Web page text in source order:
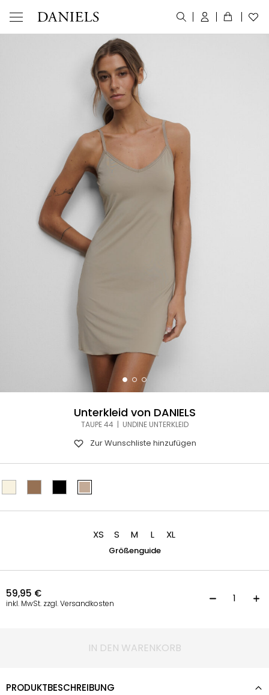
Unterkleid von DANIELS
TAUPE 44 | UNDINE UNTERKLEID
Zur Wunschliste hinzufügen
XS S M L XL
Größenguide
59,95 €
inkl. MwSt. zzgl. Versandkosten
IN DEN WARENKORB
PRODUKTBESCHREIBUNG